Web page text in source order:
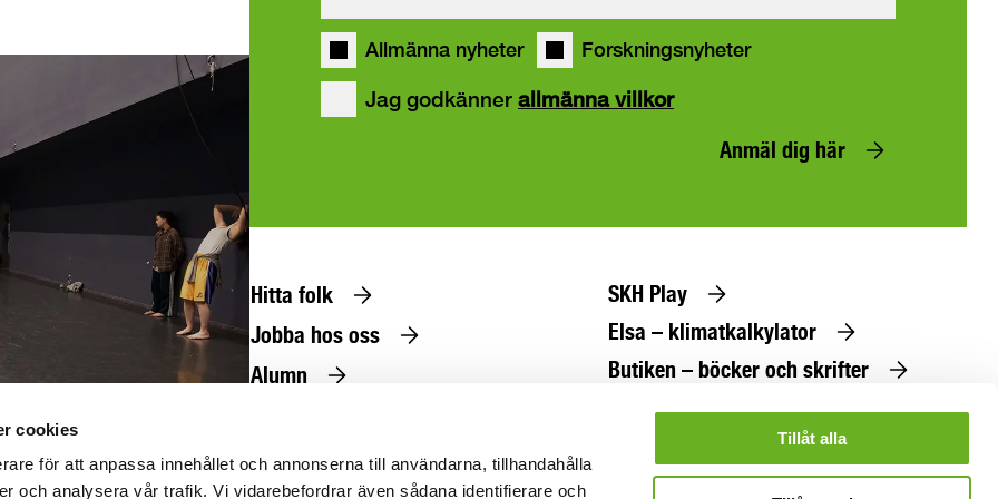
cookies
för att anpassa innehållet och annonserna till användarna, tillhandahålla
och analysera vår trafik. Vi vidarebefordrar även sådana identifierare och
Tillåt alla
Allmänna nyheter Forskningsnyheter
Jag godkänner allmänna villkor
Anmäl dig här
Hitta folk
Jobba hos oss
Alumn
SKH Play
Elsa – klimatkalkylator
Butiken – böcker och skrifter
Beställ utbildningskatalog